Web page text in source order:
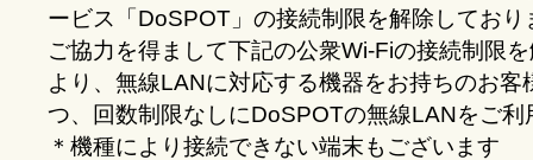
ービス「DoSPOT」の接続制限を解除してお
ご協力を得まして下記の公衆Wi-Fiの接続制限
より、無線LANに対応する機器をお持ちのお
つ、回数制限なしにDoSPOTの無線LANをご利
＊機種により接続できない端末もございます